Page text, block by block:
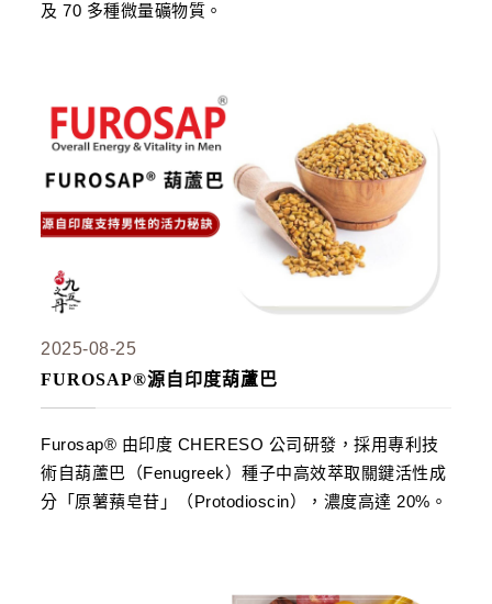
及 70 多種微量礦物質。
2025-08-25
FUROSAP®源自印度葫蘆巴
Furosap® 由印度 CHERESO 公司研發，採用專利技
術自葫蘆巴（Fenugreek）種子中高效萃取關鍵活性成
分「原薯蕷皂苷」（Protodioscin），濃度高達 20%。